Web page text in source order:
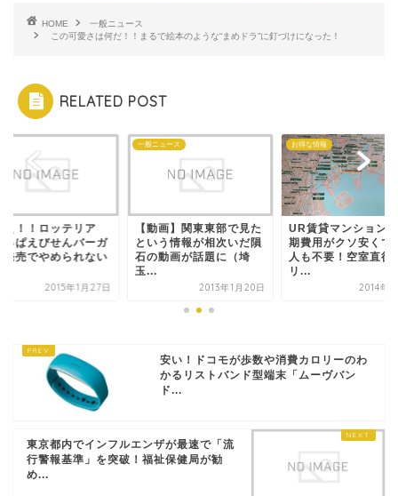
HOME
一般ニュース
この可愛さは何だ！！まるで絵本のような“まめドラ”に釘づけになった！
RELATED POST
ぇ！！ロッテリア
っぱえびせんバーガ
発売でやめられない
2015年1月27日
一般ニュース
【動画】関東東部で見た
という情報が相次いだ隕
石の動画が話題に（埼
玉...
2013年1月20日
お得な情報
UR賃貸マンション
期費用がクソ安くて
人も不要！空室直後
リ...
2014年5
安い！ドコモが歩数や消費カロリーのわ
かるリストバンド型端末「ムーヴバン
ド...
東京都内でインフルエンザが最速で「流
行警報基準」を突破！福祉保健局が勧
め...